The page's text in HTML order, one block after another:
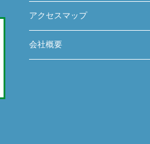
アクセスマップ
会社概要